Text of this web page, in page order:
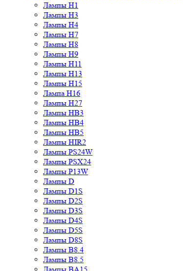
Лампы H1
Лампы H3
Лампы H4
Лампы H7
Лампы H8
Лампы H9
Лампы H11
Лампы H13
Лампы H15
Лампа H16
Лампы H27
Лампы HB3
Лампы HB4
Лампы HB5
Лампы HIR2
Лампы PS24W
Лампы PSX24
Лампы P13W
Лампы D
Лампы D1S
Лампы D2S
Лампы D3S
Лампы D4S
Лампы D5S
Лампы D8S
Лампы B8.4
Лампы B8.5